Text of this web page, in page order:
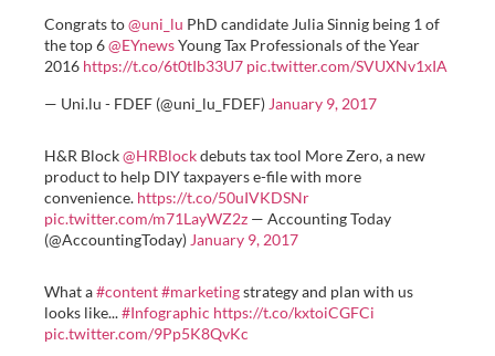
Congrats to@uni_lu PhD candidate Julia Sinnig being 1 of
the top 6@EYnewsYoung Tax Professionals of the Year
2016 https://t.co/6t0tIb33U7 pic.twitter.com/SVUXNv1xIA
— Uni.lu - FDEF (@uni_lu_FDEF) January 9, 2017
H&R Block@HRBlockdebuts tax tool More Zero, a new
product to help DIY taxpayers e-file with more
convenience. https://t.co/50uIVKDSNr
pic.twitter.com/m71LayWZ2z — Accounting Today
(@AccountingToday) January 9, 2017
What a#content#marketingstrategy and plan with us
looks like...#Infographic https://t.co/kxtoiCGFCi
pic.twitter.com/9Pp5K8QvKc